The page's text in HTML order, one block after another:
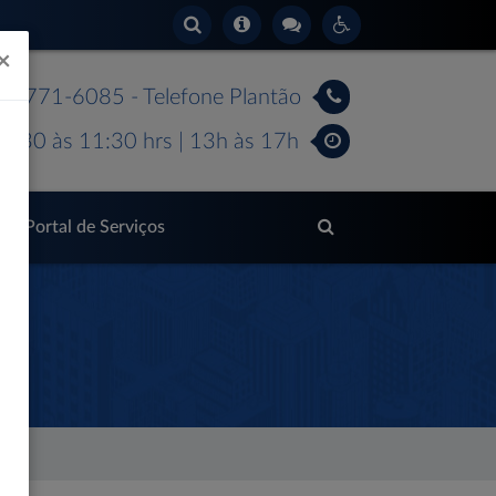
6085 - Telefone Plantão
às 11:30 hrs | 13h às 17h
Portal de Serviços